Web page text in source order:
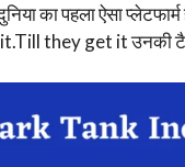
का पहला ऐसा
they get it उनकी